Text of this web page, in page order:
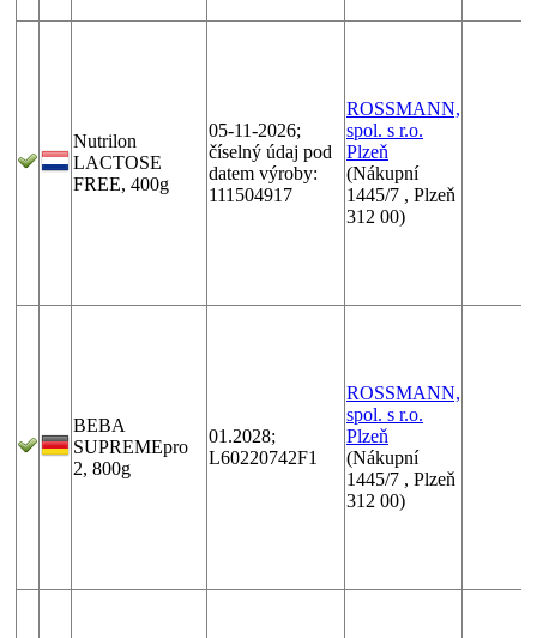
Nutrilon
LACTOSE
FREE, 400g
05-11-2026;
číselný údaj pod
datem výroby:
111504917
ROSSMANN,
spol. s r.o.
Plzeň
(Nákupní
1445/7 , Plzeň
312 00)
BEBA
SUPREMEpro
2, 800g
01.2028;
L60220742F1
ROSSMANN,
spol. s r.o.
Plzeň
(Nákupní
1445/7 , Plzeň
312 00)